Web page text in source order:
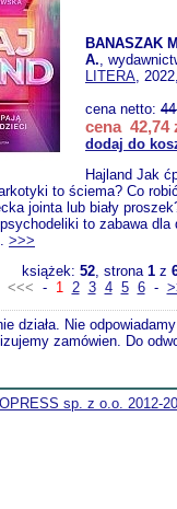
BANASZAK
A.,
LITERA,
cena netto:
cena 42,74
dodaj do
Hajland Jak
to ściema? Co
jointa lub biały
to zabawa dla
>>>
książek: 52, strona 1z
<<< - 1 2 3 4 5 6-
działa. Nie
zamówien. Do
sp. z o.o. 2012-